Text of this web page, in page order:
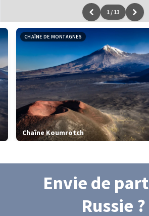
Leaflet|données ©OpenStreetMap
1 / 13
CHAÎNE DE MONTAGNES
Chaîne Koumrotch
Envie de
Russie ?